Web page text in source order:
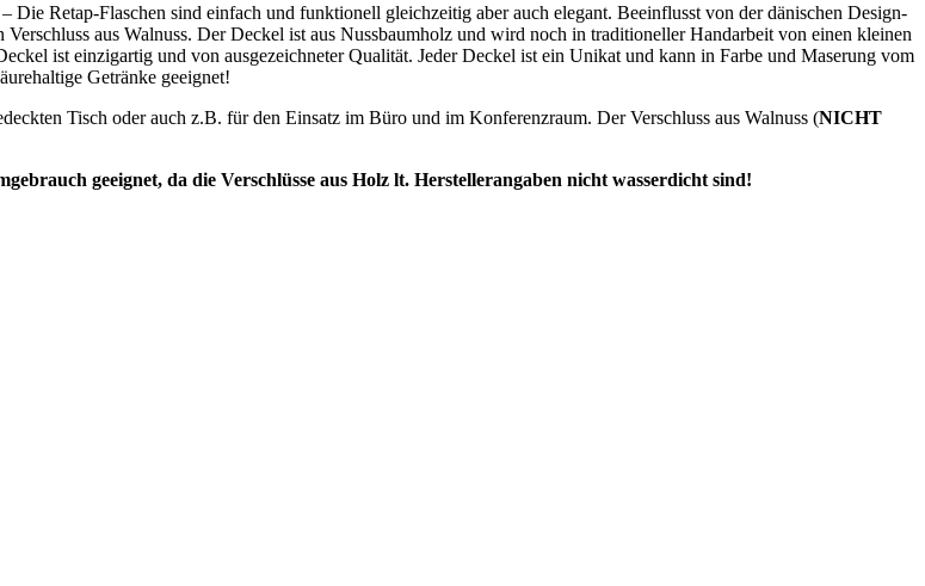
Retap-Flaschen sind einfach und funktionell gleichzeitig aber auch elegant. Beeinflusst von der dänischen Design-
aus Walnuss. Der Deckel ist aus Nussbaumholz und wird noch in traditioneller Handarbeit von einen kleinen
ist einzigartig und von ausgezeichneter Qualität. Jeder Deckel ist ein Unikat und kann in Farbe und Maserung vom
Getränke geeignet!
Tisch oder auch z.B. für den Einsatz im Büro und im Konferenzraum. Der Verschluss aus Walnuss (NICHT
geeignet, da die Verschlüsse aus Holz lt. Herstellerangaben nicht wasserdicht sind!